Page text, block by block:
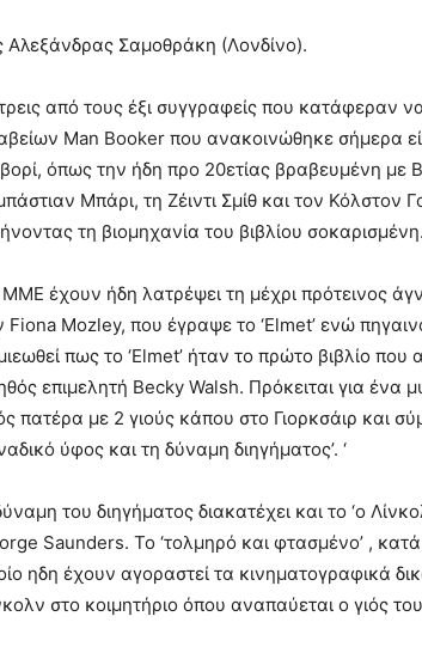
Αλεξάνδρας Σαμοθράκη (Λονδίνο).
από τους έξι συγγραφείς που κατάφεραν
Man Booker που ανακοινώθηκε σήμερα
όπως την ήδη προ 20ετίας βραβευμένη με
Μπάρι, τη Ζέιντι Σμίθ και τον Κόλστον
τη βιομηχανία του βιβλίου σοκαρισμένη.
έχουν ήδη λατρέψει τη μέχρι πρότεινος
Fiona Mozley, που έγραψε το ‘Elmet’ ενώ
πως το ‘Elmet’ ήταν το πρώτο βιβλίο
επιμελητή Becky Walsh. Πρόκειται για ένα
πατέρα με 2 γιούς κάπου στο Γιορκσάιρ και
ύφος και τη δύναμη διηγήματος’. ‘
του διηγήματος διακατέχει και το ‘ο
Saunders. Το ‘τολμηρό και φτασμένο’ , κατά
ηδη έχουν αγοραστεί τα κινηματογραφικά
στο κοιμητήριο όπου αναπαύεται ο γιός